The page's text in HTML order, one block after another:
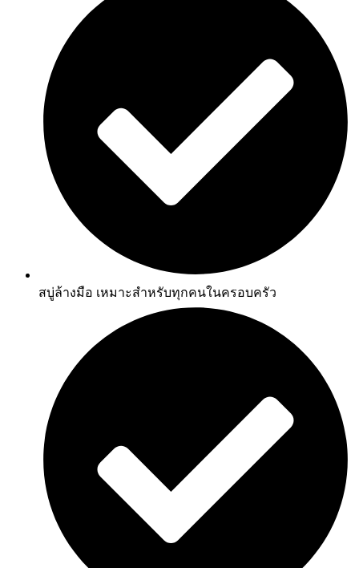
สบู่ล้างมือ เหมาะสำหรับทุกคนในครอบครัว